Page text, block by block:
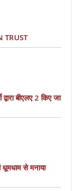
TRUST
बीएलए 2 किए जा
धूमधाम से मनाया